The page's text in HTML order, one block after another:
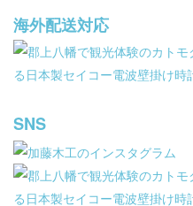
海外配送対応
SNS